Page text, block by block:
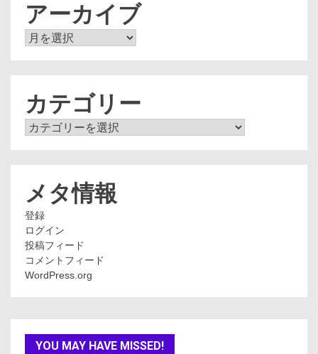
アーカイブ
ア
カテゴリー
カ
メタ情報
登録
ログイン
投稿フィード
コメントフィード
WordPress.org
YOU MAY HAVE MISSED!